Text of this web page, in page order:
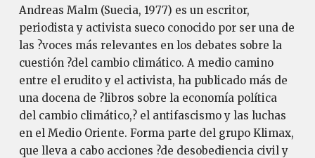
Andreas Malm (Suecia, 1977) es un escritor,
periodista y activista sueco conocido por ser una de
las ?voces más relevantes en los debates sobre la
cuestión ?del cambio climático. A medio camino
entre el erudito y el activista, ha publicado más de
una docena de ?libros sobre la economía política
del cambio climático,? el antifascismo y las luchas
en el Medio Oriente. Forma parte del grupo Klimax,
que lleva a cabo acciones ?de desobediencia civil y